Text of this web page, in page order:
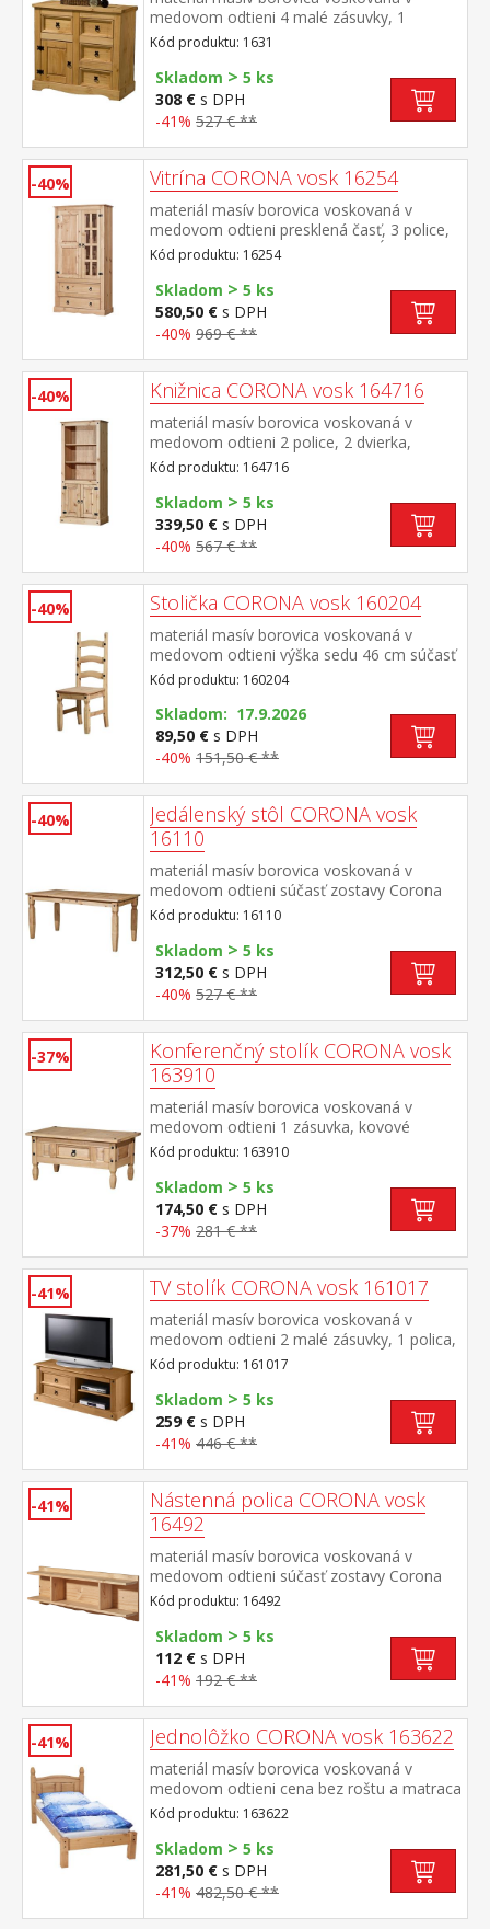
medovom odtieni 4 malé zásuvky, 1
dvierka, kovové ozdobné úchytky možné
doplniť nadstavcom Corona 16463 súčasť
zostavy Corona
Kód produktu: 1631
Skladom > 5 ks
308 € s DPH
-41% 527 € **
-40% Vitrína CORONA vosk 16254
materiál masív borovica voskovaná v
medovom odtieni presklená časť, 3 police,
1 plná dvierka, 2 veľké zásuvky hĺbka
zásuvky 32 cm, kovové ozdobné úchytky
súčasť zostavy Corona
Kód produktu: 16254
Skladom > 5 ks
580,50 € s DPH
-40% 969 € **
-40% Knižnica CORONA vosk 164716
materiál masív borovica voskovaná v
medovom odtieni 2 police, 2 dvierka,
kovové ozdobné úchytky súčasť zostavy
Corona
Kód produktu: 164716
Skladom > 5 ks
339,50 € s DPH
-40% 567 € **
-40% Stolička CORONA vosk 160204
materiál masív borovica voskovaná v
medovom odtieni výška sedu 46 cm súčasť
zostavy Corona
Kód produktu: 160204
Skladom: 17.9.2026
89,50 € s DPH
-40% 151,50 € **
-40%
Jedálenský stôl CORONA vosk
16110
materiál masív borovica voskovaná v
medovom odtieni súčasť zostavy Corona
Kód produktu: 16110
Skladom > 5 ks
312,50 € s DPH
-40% 527 € **
-37%
Konferenčný stolík CORONA vosk
163910
materiál masív borovica voskovaná v
medovom odtieni 1 zásuvka, kovové
ozdobné úchytky súčasť zostavy Corona
Kód produktu: 163910
Skladom > 5 ks
174,50 € s DPH
-37% 281 € **
-41% TV stolík CORONA vosk 161017
materiál masív borovica voskovaná v
medovom odtieni 2 malé zásuvky, 1 polica,
kovové ozdobné úchytky súčasť zostavy
Corona
Kód produktu: 161017
Skladom > 5 ks
259 € s DPH
-41% 446 € **
-41%
Nástenná polica CORONA vosk
16492
materiál masív borovica voskovaná v
medovom odtieni súčasť zostavy Corona
Kód produktu: 16492
Skladom > 5 ks
112 € s DPH
-41% 192 € **
-41% Jednolôžko CORONA vosk 163622
materiál masív borovica voskovaná v
medovom odtieni cena bez roštu a matraca
odporúčaný rozmer matraca 90 × 200 cm a
rošt R1 toto lôžko NEMOŽNO kombinovať
s lamelovým roštom 7154 alebo
7861súčasť zostavy Corona
Kód produktu: 163622
Skladom > 5 ks
281,50 € s DPH
-41% 482,50 € **